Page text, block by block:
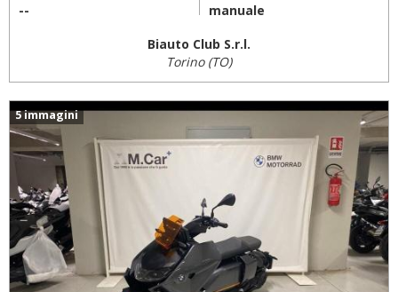
-- manuale
Biauto Club S.r.l.
Torino (TO)
5 immagini